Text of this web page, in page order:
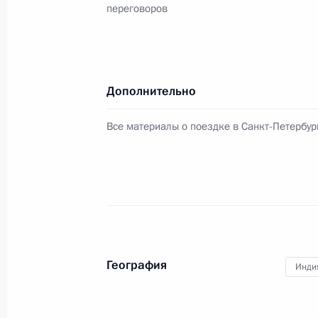
24 декабря 2015 года, 19:20
24 декабря 2015 года, 19:15
Встреча с военнослужащими
переговоров
Дополнительно
Все материалы о поездке в Санкт-
География